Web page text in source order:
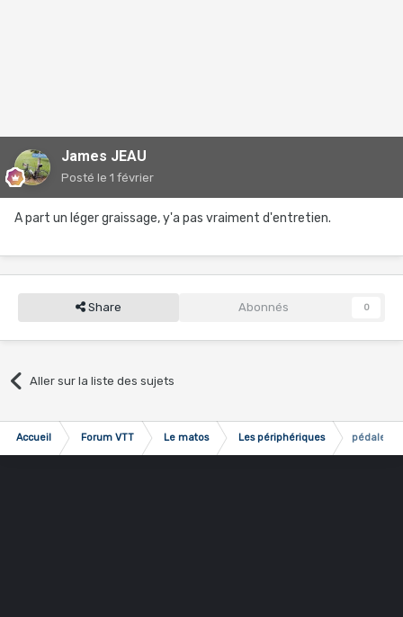
James JEAU
Posté le 1 février
A part un léger graissage, y'a pas vraiment d'entretien.
Share Abonnés 0
Aller sur la liste des sujets
Accueil Forum VTT Le matos Les périphériques pédales